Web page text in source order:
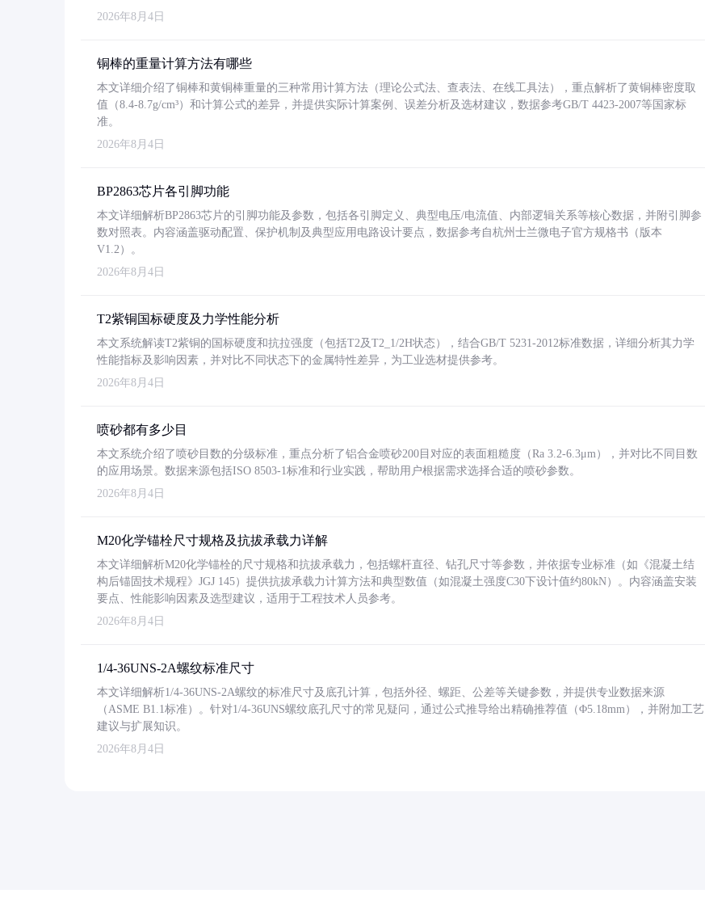
2026年8月4日
铜棒的重量计算方法有哪些
本文详细介绍了铜棒和黄铜棒重量的三种常用计算方法（理论公式法、查表法、在线工具法），重点解析了黄铜棒密度取
值（8.4-8.7g/cm³）和计算公式的差异，并提供实际计算案例、误差分析及选材建议，数据参考GB/T 4423-2007等国家标
准。
2026年8月4日
BP2863芯片各引脚功能
本文详细解析BP2863芯片的引脚功能及参数，包括各引脚定义、典型电压/电流值、内部逻辑关系等核心数据，并附引脚参
数对照表。内容涵盖驱动配置、保护机制及典型应用电路设计要点，数据参考自杭州士兰微电子官方规格书（版本
V1.2）。
2026年8月4日
T2紫铜国标硬度及力学性能分析
本文系统解读T2紫铜的国标硬度和抗拉强度（包括T2及T2_1/2H状态），结合GB/T 5231-2012标准数据，详细分析其力学
性能指标及影响因素，并对比不同状态下的金属特性差异，为工业选材提供参考。
2026年8月4日
喷砂都有多少目
本文系统介绍了喷砂目数的分级标准，重点分析了铝合金喷砂200目对应的表面粗糙度（Ra 3.2-6.3μm），并对比不同目数
的应用场景。数据来源包括ISO 8503-1标准和行业实践，帮助用户根据需求选择合适的喷砂参数。
2026年8月4日
M20化学锚栓尺寸规格及抗拔承载力详解
本文详细解析M20化学锚栓的尺寸规格和抗拔承载力，包括螺杆直径、钻孔尺寸等参数，并依据专业标准（如《混凝土结
构后锚固技术规程》JGJ 145）提供抗拔承载力计算方法和典型数值（如混凝土强度C30下设计值约80kN）。内容涵盖安装
要点、性能影响因素及选型建议，适用于工程技术人员参考。
2026年8月4日
1/4-36UNS-2A螺纹标准尺寸
本文详细解析1/4-36UNS-2A螺纹的标准尺寸及底孔计算，包括外径、螺距、公差等关键参数，并提供专业数据来源
（ASME B1.1标准）。针对1/4-36UNS螺纹底孔尺寸的常见疑问，通过公式推导给出精确推荐值（Φ5.18mm），并附加工艺
建议与扩展知识。
2026年8月4日